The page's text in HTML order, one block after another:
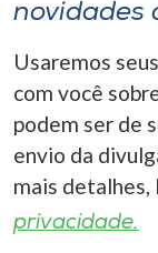
novidades
Usaremos
com você
podem ser de
envio da
mais detalhes,
privacidade.